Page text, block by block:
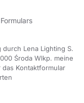
Lena Lighting S.
Środa Wlkp. meine
Kontaktformular